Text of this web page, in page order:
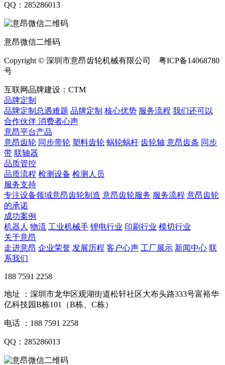
QQ：285286013
意昂微信二维码
Copyright © 深圳市意昂齿轮机械有限公司 粤ICP备14068780
号
互联网品牌建设：CTM
品牌定制
品牌定制总遇难题 品牌定制 核心优势 服务流程 我们还可以
合作伙伴 ​ 消费者心声
意昂平台产品
意昂齿轮 同步带轮 塑料齿轮 蜗轮蜗杆 齿轮轴 意昂齿条 同步
带 联轴器
品质管控
品质流程 检测设备 检测人员
服务支持
专注设备领域意昂齿轮制造 意昂齿轮服务 服务流程 意昂齿轮
的承诺
成功案例
机器人 物流 工业机械手 锂电行业 印刷行业 模切行业
关于意昂
走进意昂 企业荣誉 发展历程 客户心声 工厂展示 新闻中心 联
系我们
188 7591 2258
地址 ：深圳市龙华区观湖街道松轩社区大布头路333号富裕华
亿科技园B栋101（B栋、C栋）
电话 ：188 7591 2258
QQ：285286013